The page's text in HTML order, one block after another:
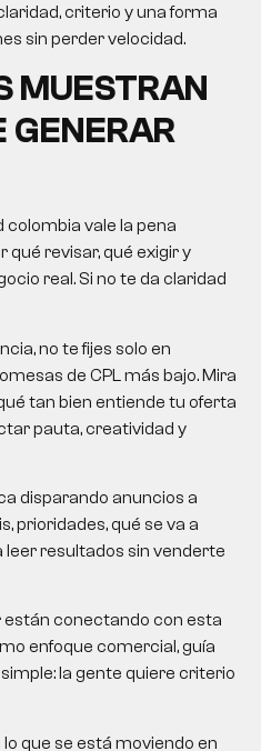
criterio y una forma
sin perder velocidad.
MUESTRAN
GENERAR
colombia vale la pena
revisar, qué exigir y
real. Si no te da claridad
no te fijes solo en
de CPL más bajo. Mira
tan bien entiende tu oferta
pauta, creatividad y
disparando anuncios a
prioridades, qué se va a
resultados sin venderte
están conectando con esta
enfoque comercial, guía
la gente quiere criterio
que se está moviendo en